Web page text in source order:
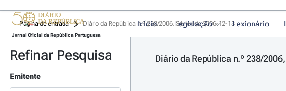
Jornal Oficial da República Portuguesa
Início Legislação Lexionário
Página de entrada Diário da República n.º 238/2006, Série I de 2006-12-13
Refinar Pesquisa
Emitente
Diário da República n.º 238/